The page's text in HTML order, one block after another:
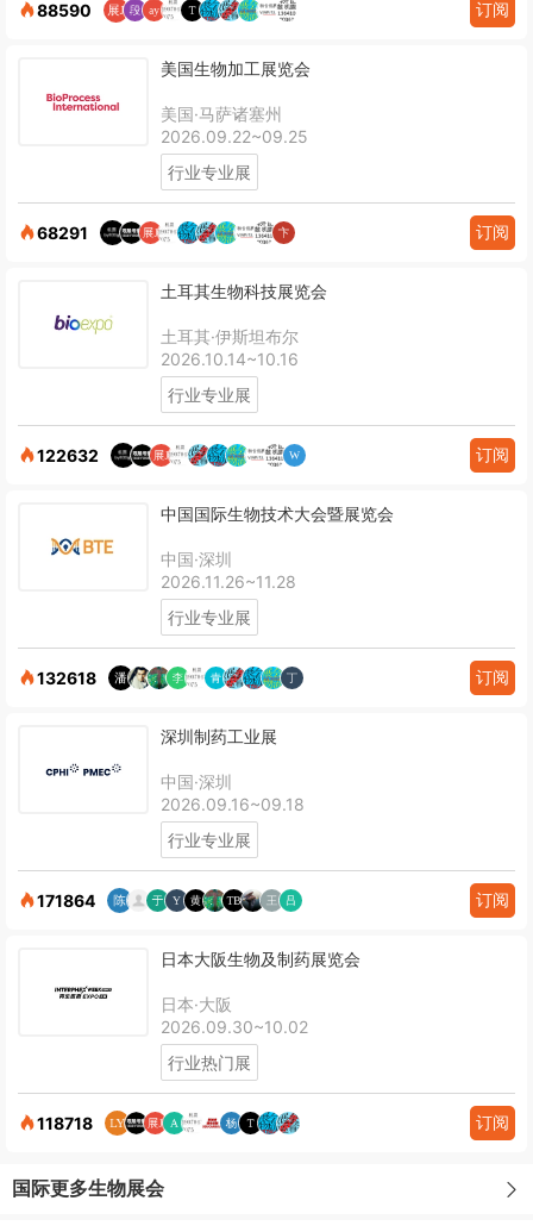
88590 订阅
美国生物加工展览会
美国·马萨诸塞州
2026.09.22~09.25
行业专业展
68291 订阅
土耳其生物科技展览会
土耳其·伊斯坦布尔
2026.10.14~10.16
行业专业展
122632 订阅
中国国际生物技术大会暨展览会
中国·深圳
2026.11.26~11.28
行业专业展
132618 订阅
深圳制药工业展
中国·深圳
2026.09.16~09.18
行业专业展
171864 订阅
日本大阪生物及制药展览会
日本·大阪
2026.09.30~10.02
行业热门展
118718 订阅
国际更多生物展会